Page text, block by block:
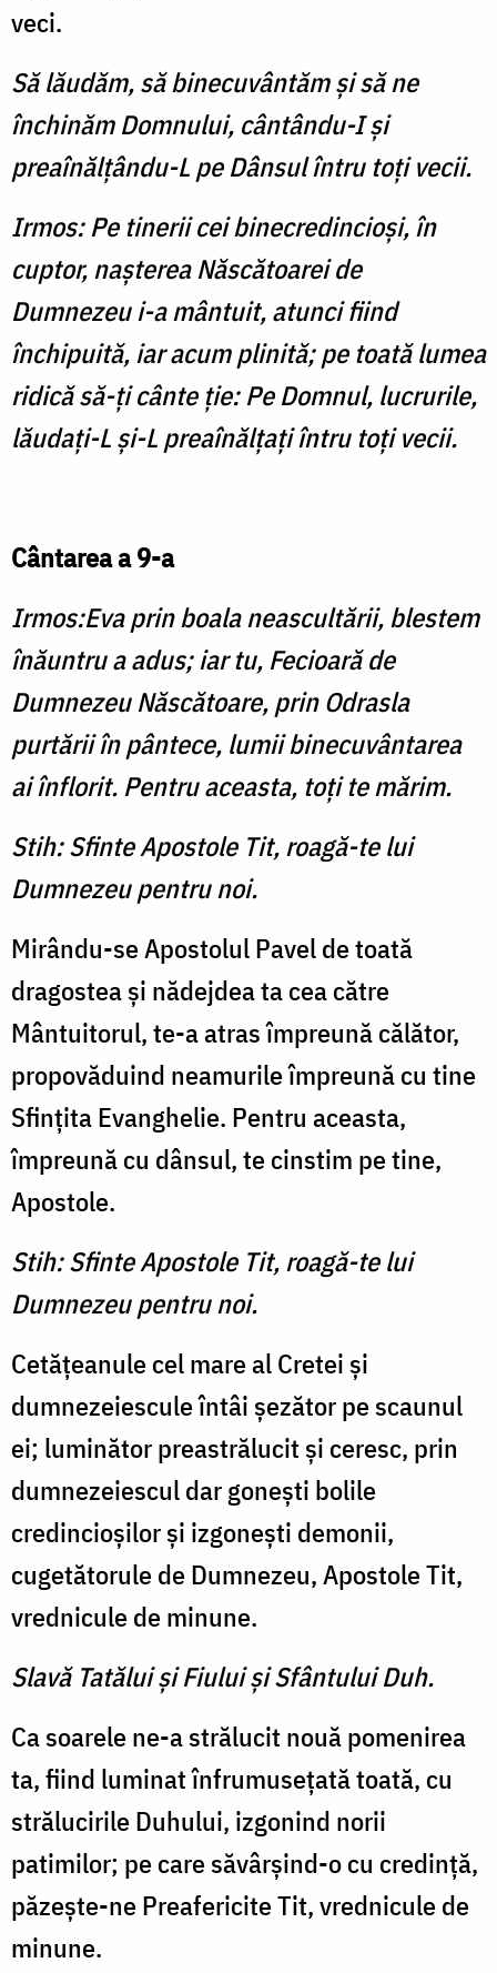
veci.
Să lăudăm, să binecuvântăm şi să ne
închinăm Domnului, cântându-I şi
preaînălţându-L pe Dânsul întru toţi vecii.
Irmos: Pe tinerii cei binecredincioşi, în
cuptor, naşterea Născătoarei de
Dumnezeu i-a mântuit, atunci fiind
închipuită, iar acum plinită; pe toată lumea
ridică să-ţi cânte ţie: Pe Domnul, lucrurile,
lăudaţi-L şi-L preaînălţaţi întru toţi vecii.
Cântarea a 9-a
Irmos:Eva prin boala neascultării, blestem
înăuntru a adus; iar tu, Fecioară de
Dumnezeu Născătoare, prin Odrasla
purtării în pântece, lumii binecuvântarea
ai înflorit. Pentru aceasta, toţi te mărim.
Stih: Sfinte Apostole Tit, roagă-te lui
Dumnezeu pentru noi.
Mirându-se Apostolul Pavel de toată
dragostea şi nădejdea ta cea către
Mântuitorul, te-a atras împreună călător,
propovăduind neamurile împreună cu tine
Sfinţita Evanghelie. Pentru aceasta,
împreună cu dânsul, te cinstim pe tine,
Apostole.
Stih: Sfinte Apostole Tit, roagă-te lui
Dumnezeu pentru noi.
Cetăţeanule cel mare al Cretei şi
dumnezeiescule întâi şezător pe scaunul
ei; luminător preastrălucit şi ceresc, prin
dumnezeiescul dar goneşti bolile
credincioşilor şi izgoneşti demonii,
cugetătorule de Dumnezeu, Apostole Tit,
vrednicule de minune.
Slavă Tatălui şi Fiului şi Sfântului Duh.
Ca soarele ne-a strălucit nouă pomenirea
ta, fiind luminat înfrumuseţată toată, cu
strălucirile Duhului, izgonind norii
patimilor; pe care săvârşind-o cu credinţă,
păzeşte-ne Preafericite Tit, vrednicule de
minune.